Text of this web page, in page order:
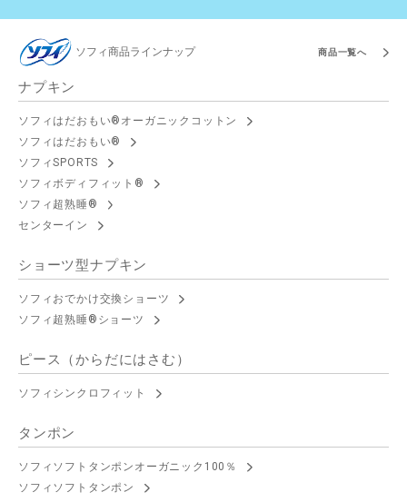
ソフィ商品ラインナップ 商品一覧へ
ナプキン
ソフィはだおもい®オーガニックコットン
ソフィはだおもい®
ソフィSPORTS
ソフィボディフィット®
ソフィ超熟睡®
センターイン
ショーツ型ナプキン
ソフィおでかけ交換ショーツ
ソフィ超熟睡®ショーツ
ピース（からだにはさむ）
ソフィシンクロフィット
タンポン
ソフィソフトタンポンオーガニック100％
ソフィソフトタンポン